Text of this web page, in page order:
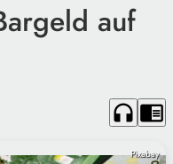
auf
headphones chrome_reader_mode
Pixabay